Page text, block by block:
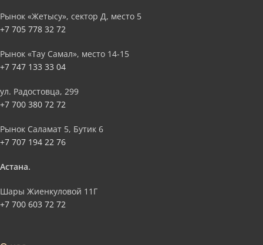
Рынок «Жетысу», сектор Д, место 5
+7 705 778 32 72
Рынок «Тау Самал», место 14-15
+7 747 133 33 04
ул. Радостовца, 299
+7 700 380 72 72
Рынок Саламат 5, Бутик 6
+7 707 194 22 76
Астана.
Шары Жиенкуловой 11Г
+7 700 603 72 72